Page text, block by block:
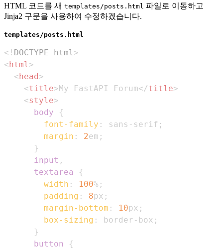
HTML 코드를 새 templates/posts.html 파일로 이동하고
Jinja2 구문을 사용하여 수정하겠습니다.
templates/posts.html
<! DOCTYPE html>
<html>
<head>
<title>My FastAPI Forum</title>
<style>
body
{
font-family : sans-serif ;
margin : 2em ;
}
input ,
      textarea
{
width : 100% ;
padding : 8px ;
margin-bottom : 10px ;
box-sizing : border-box ;
}
button
{